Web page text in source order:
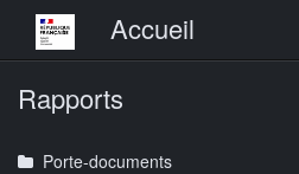
Menu principalAccueil
Rapports
Porte-documents